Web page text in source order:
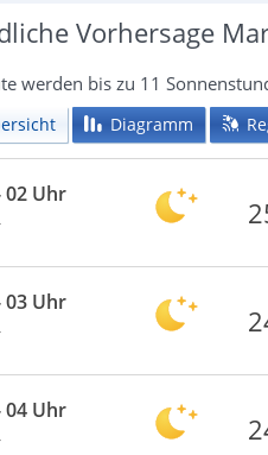
Vorhersage
werden bis zu 11
Diagramm
02 Uhr
03 Uhr
04 Uhr